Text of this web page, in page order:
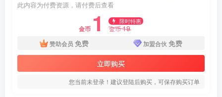
此内容为付费资源，请付费后查看
金币 1 限时特惠
金币19
赞助会员 免费 加盟合伙 免费
立即购买
您当前未登录！建议登陆后购买，可保存购买订单